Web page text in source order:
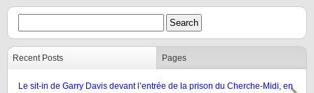
Recent Posts Pages
Le sit-in de Garry Davis devant l’entrée de la prison du Cherche-Midi, en